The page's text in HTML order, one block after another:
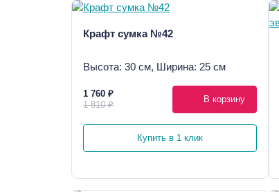
Крафт сумка №42
Высота: 30 см, Ширина: 25 см
1 760 ₽
1 810 ₽
В корзину
Купить в 1 клик